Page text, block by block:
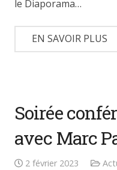
le Diaporama…
EN SAVOIR PLUS
Soirée
avec Marc
2 février 2023